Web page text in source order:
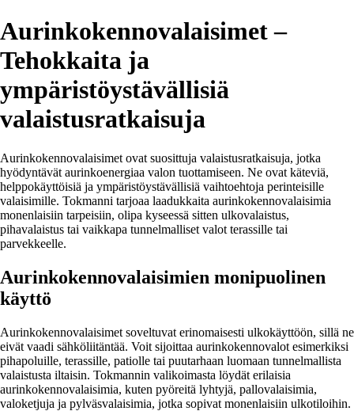
Aurinkokennovalaisimet –
Tehokkaita ja
ympäristöystävällisiä
valaistusratkaisuja
Aurinkokennovalaisimet ovat suosittuja valaistusratkaisuja, jotka
hyödyntävät aurinkoenergiaa valon tuottamiseen. Ne ovat käteviä,
helppokäyttöisiä ja ympäristöystävällisiä vaihtoehtoja perinteisille
valaisimille. Tokmanni tarjoaa laadukkaita aurinkokennovalaisimia
monenlaisiin tarpeisiin, olipa kyseessä sitten ulkovalaistus,
pihavalaistus tai vaikkapa tunnelmalliset valot terassille tai
parvekkeelle.
Aurinkokennovalaisimien monipuolinen
käyttö
Aurinkokennovalaisimet soveltuvat erinomaisesti ulkokäyttöön, sillä ne
eivät vaadi sähköliitäntää. Voit sijoittaa aurinkokennovalot esimerkiksi
pihapoluille, terassille, patiolle tai puutarhaan luomaan tunnelmallista
valaistusta iltaisin. Tokmannin valikoimasta löydät erilaisia
aurinkokennovalaisimia, kuten pyöreitä lyhtyjä, pallovalaisimia,
valoketjuja ja pylväsvalaisimia, jotka sopivat monenlaisiin ulkotiloihin.